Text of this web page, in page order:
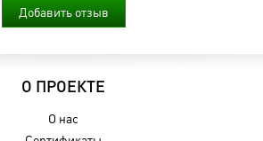
Добавить отзыв
О ПРОЕКТЕ
О нас